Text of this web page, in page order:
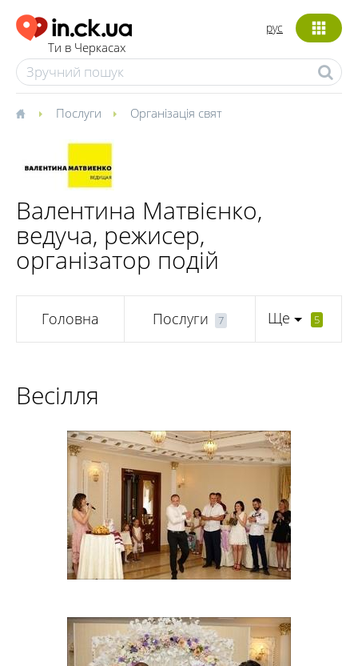
Ти в Черкасах
рус
Послуги Організація свят
Валентина Матвієнко,
ведуча, режисер,
організатор подій
Головна Послуги 7 Ще 5
Весілля